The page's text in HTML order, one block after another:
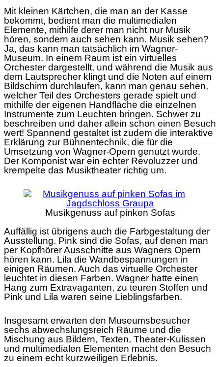
Mit kleinen Kärtchen, die man an der Kasse
bekommt, bedient man die multimedialen
Elemente, mithilfe derer man nicht nur Musik
hören, sondern auch sehen kann. Musik sehen?
Ja, das kann man tatsächlich im Wagner-
Museum. In einem Raum ist ein virtuelles
Orchester dargestellt, und während die Musik aus
dem Lautsprecher klingt und die Noten auf einem
Bildschirm durchlaufen, kann man genau sehen,
welcher Teil des Orchesters gerade spielt und
mithilfe der eigenen Handfläche die einzelnen
Instrumente zum Leuchten bringen. Schwer zu
beschreiben und daher allein schon einen Besuch
wert! Spannend gestaltet ist zudem die interaktive
Erklärung zur Bühnentechnik, die für die
Umsetzung von Wagner-Opern genutzt wurde.
Der Komponist war ein echter Revoluzzer und
krempelte das Musiktheater richtig um.
Musikgenuss auf pinken Sofas
Auffällig ist übrigens auch die Farbgestaltung der
Ausstellung. Pink sind die Sofas, auf denen man
per Kopfhörer Ausschnitte aus Wagners Opern
hören kann. Lila die Wandbespannungen in
einigen Räumen. Auch das virtuelle Orchester
leuchtet in diesen Farben. Wagner hatte einen
Hang zum Extravaganten, zu teuren Stoffen und
Pink und Lila waren seine Lieblingsfarben.
Insgesamt erwarten den Museumsbesucher
sechs abwechslungsreich Räume und die
Mischung aus Bildern, Texten, Theater-Kulissen
und multimedialen Elementen macht den Besuch
zu einem echt kurzweiligen Erlebnis.